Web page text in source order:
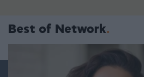
Best of Network